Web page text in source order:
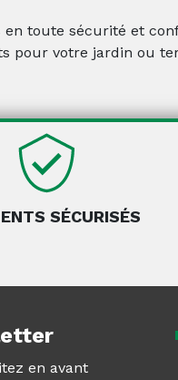
toute sécurité et
pour votre jardin ou
SÉCURISÉS
en avant